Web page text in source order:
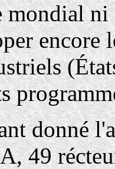
mondial
encore
donné
49